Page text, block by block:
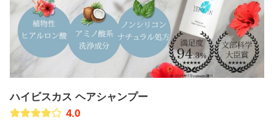
ハイビスカス ヘアシャンプー
4.0